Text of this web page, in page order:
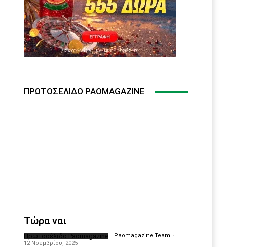
ΠΡΩΤΟΣΈΛΙΔΟ PAOMAGAZINE
Τώρα ναι
Πρωτοσέλιδο Paomagazine Paomagazine Team -
12 Νοεμβρίου, 2025